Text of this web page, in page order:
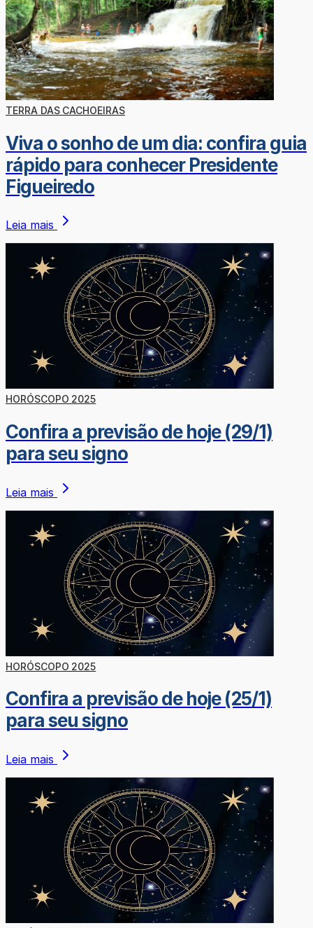
TERRA DAS CACHOEIRAS
Viva o sonho de um dia: confira guia
rápido para conhecer Presidente
Figueiredo
Leia mais
HORÓSCOPO 2025
Confira a previsão de hoje (29/1)
para seu signo
Leia mais
HORÓSCOPO 2025
Confira a previsão de hoje (25/1)
para seu signo
Leia mais